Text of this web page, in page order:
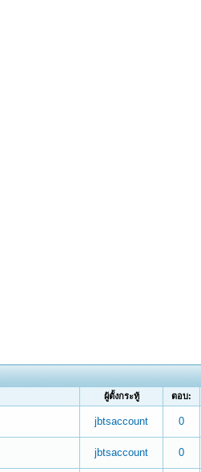
ผู้ตั้งกระทู้ ตอบ:
jbtsaccount 0
jbtsaccount 0